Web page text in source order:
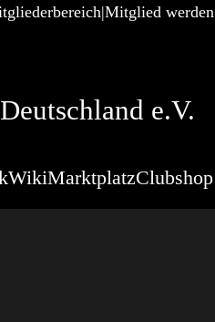
Mitglied werden
e.V.
WikiMarktplatzClubshop